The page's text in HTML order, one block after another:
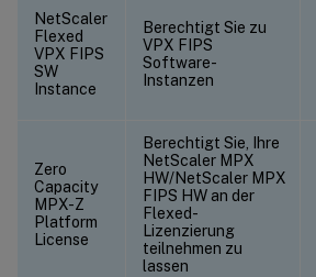
NetScaler
Flexed
VPX FIPS
SW
Instance
Berechtigt Sie zu
VPX FIPS
Software-
Instanzen
Zero
Capacity
MPX-Z
Platform
License
Berechtigt Sie, Ihre
NetScaler MPX
HW/NetScaler MPX
FIPS HW an der
Flexed-
Lizenzierung
teilnehmen zu
lassen